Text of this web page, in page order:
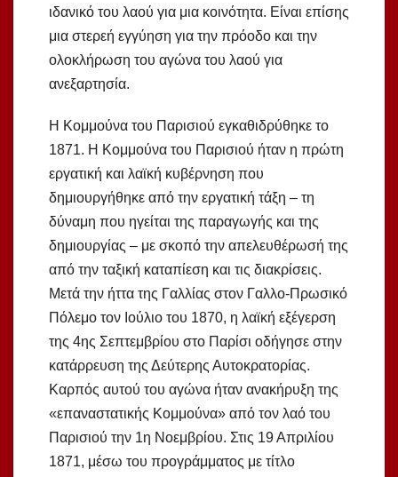
ιδανικό του λαού για μια κοινότητα. Είναι επίσης
μια στερεή εγγύηση για την πρόοδο και την
ολοκλήρωση του αγώνα του λαού για
ανεξαρτησία.
Η Κομμούνα του Παρισιού εγκαθιδρύθηκε το
1871. Η Κομμούνα του Παρισιού ήταν η πρώτη
εργατική και λαϊκή κυβέρνηση που
δημιουργήθηκε από την εργατική τάξη – τη
δύναμη που ηγείται της παραγωγής και της
δημιουργίας – με σκοπό την απελευθέρωσή της
από την ταξική καταπίεση και τις διακρίσεις.
Μετά την ήττα της Γαλλίας στον Γαλλο-Πρωσικό
Πόλεμο τον Ιούλιο του 1870, η λαϊκή εξέγερση
της 4ης Σεπτεμβρίου στο Παρίσι οδήγησε στην
κατάρρευση της Δεύτερης Αυτοκρατορίας.
Καρπός αυτού του αγώνα ήταν ανακήρυξη της
«επαναστατικής Κομμούνα» από τον λαό του
Παρισιού την 1η Νοεμβρίου. Στις 19 Απριλίου
1871, μέσω του προγράμματος με τίτλο